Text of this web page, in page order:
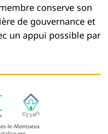
conserve son
de gouvernance et
un appui possible par